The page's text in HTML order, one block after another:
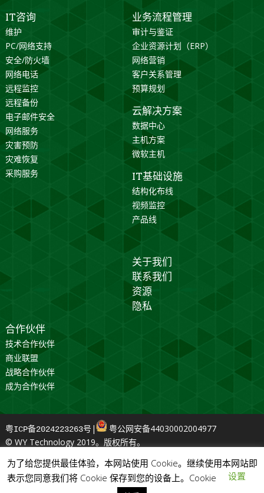
IT咨询
维护
PC/网络支持
安全/防火墙
网络电话
远程监控
远程备份
电子邮件安全
网络服务
灾害预防
灾难恢复
采购服务
业务流程管理
审计与鉴证
企业资源计划（ERP）
网络营销
客户关系管理
预算规划
云解决方案
数据中心
主机方案
微软主机
IT基础设施
结构化布线
视频监控
产品线
关于我们
联系我们
资源
隐私
合作伙伴
技术合作伙伴
商业联盟
战略合作伙伴
成为合作伙伴
粤ICP备2024223263号 |
粤公网安备44030002004977
© WY Technology 2019。版权所有。
为了给您提供最佳体验，本网站使用 Cookie。继续使用本网站即
表示您同意我们将 Cookie 保存到您的设备上。Cookie
设置